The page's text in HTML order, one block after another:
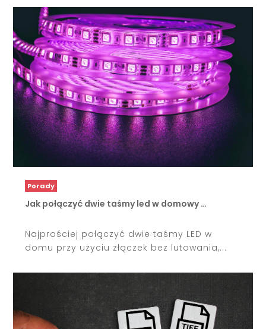
Porady
Jak połączyć dwie taśmy led w domowy …
Najprościej połączyć dwie taśmy LED w
domu przy użyciu złączek bez lutowania,...